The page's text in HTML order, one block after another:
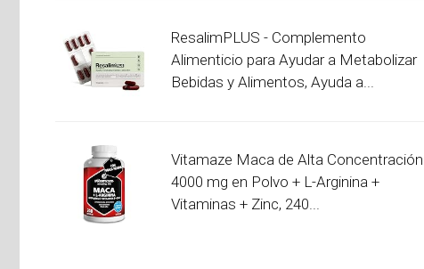
ResalimPLUS - Complemento
Alimenticio para Ayudar a Metabolizar
Bebidas y Alimentos, Ayuda a...
Vitamaze Maca de Alta Concentración
4000 mg en Polvo + L-Arginina +
Vitaminas + Zinc, 240...